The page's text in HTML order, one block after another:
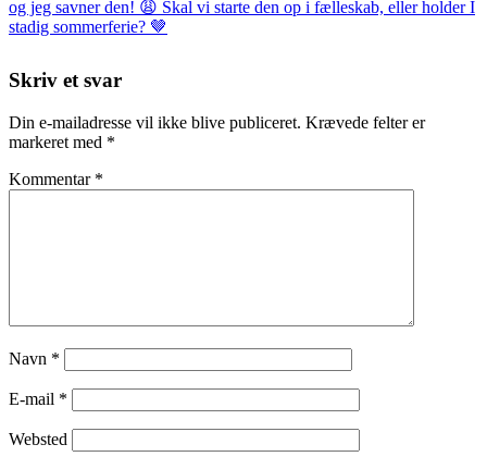
Skriv et svar
Din e-mailadresse vil ikke blive publiceret. Krævede felter er
markeret med *
Kommentar *
Navn *
E-mail *
Websted